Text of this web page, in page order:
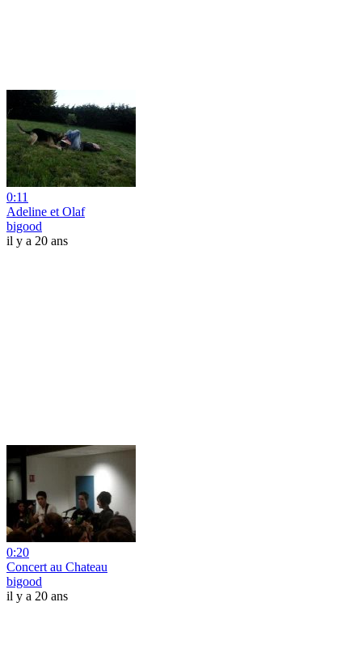
0:11
Adeline et Olaf
bigood
il y a 20 ans
0:20
Concert au Chateau
bigood
il y a 20 ans